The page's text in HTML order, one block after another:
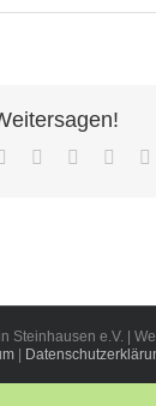
Reddit LinkedIn
Tumblr
Steinhausen e.V. |
|